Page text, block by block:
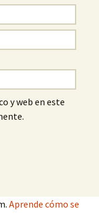
y web en este
Aprende cómo se